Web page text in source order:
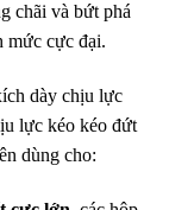
chãi và bứt phá
mức cực đại.
dày chịu lực
lực kéo kéo đứt
dùng cho: